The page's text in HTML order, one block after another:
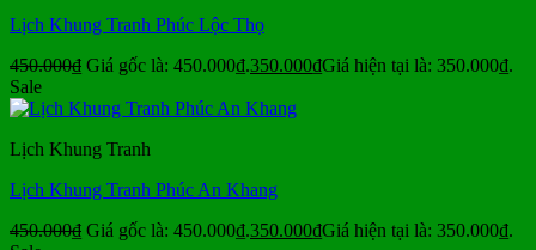
Lịch Khung Tranh Phúc Lộc Thọ
450.000₫ Giá gốc là: 450.000₫.350.000₫Giá hiện tại là: 350.000₫.
Sale
Lịch Khung Tranh
Lịch Khung Tranh Phúc An Khang
450.000₫ Giá gốc là: 450.000₫.350.000₫Giá hiện tại là: 350.000₫.